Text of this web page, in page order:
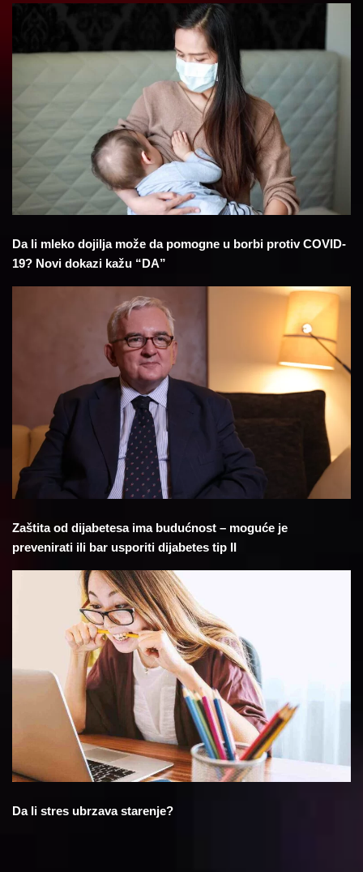
Da li mleko dojilja može da pomogne u borbi protiv COVID-
19? Novi dokazi kažu “DA”
Zaštita od dijabetesa ima budućnost – moguće je
prevenirati ili bar usporiti dijabetes tip II
Da li stres ubrzava starenje?